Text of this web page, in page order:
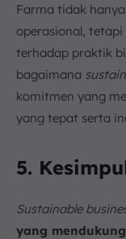
Farma tidak
operasional,
terhadap praktik
bagaimana
komitmen yang
yang tepat serta
5.
Sustainable
yang